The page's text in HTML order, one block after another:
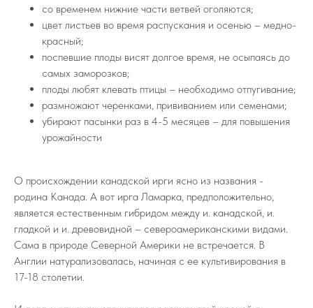
со временем нижние части ветвей оголяются;
цвет листьев во время распускания и осенью – медно-
красный;
поспевшие плоды висят долгое время, не осыпаясь до
самых заморозков;
плоды любят клевать птицы – необходимо отпугивание;
размножают черенками, прививанием или семенами;
убирают пасынки раз в 4-5 месяцев – для повышения
урожайности
О происхождении канадской ирги ясно из названия -
родина Канада. А вот ирга Ламарка, предположительно,
является естественным гибридом между и. канадской, и.
гладкой и и. древовидной – североамериканскими видами.
Сама в природе Северной Америки не встречается. В
Англии натурализовалась, начиная с ее культивирования в
17-18 столетии.